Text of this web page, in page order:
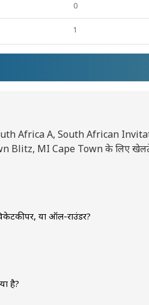
0
1
Africa A, South African
MI Cape Town के लिए खेलते
या ऑल-राउंडर?
है?